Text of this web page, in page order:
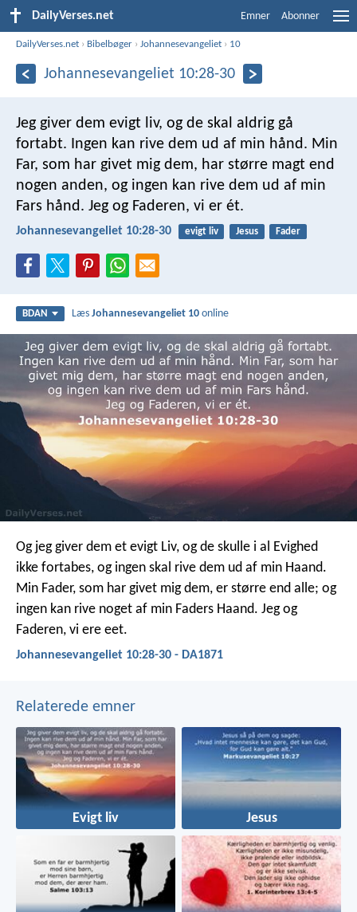
DailyVerses.net Emner Abonner
DailyVerses.net › Bibelbøger ›Johannesevangeliet › 10
Johannesevangeliet 10:28-30
Jeg giver dem evigt liv, og de skal aldrig gå
fortabt. Ingen kan rive dem ud af min hånd. Min
Far, som har givet mig dem, har større magt end
nogen anden, og ingen kan rive dem ud af min
Fars hånd. Jeg og Faderen, vi er ét.
Johannesevangeliet 10:28-30 evigt liv Jesus Fader
BDAN LæsJohannesevangeliet 10 online
Og jeg giver dem et evigt Liv, og de skulle i al Evighed
ikke fortabes, og ingen skal rive dem ud af min Haand.
Min Fader, som har givet mig dem, er større end alle; og
ingen kan rive noget af min Faders Haand. Jeg og
Faderen, vi ere eet.
Johannesevangeliet 10:28-30 - DA1871
Relaterede emner
Evigt liv Jesus